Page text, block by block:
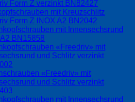
Form Z verzinkt BN82427
mit Kreuzschlitz
Form Z INOX A2 BN2042
mit Innensechsrund
A2 BN15858
«Freedriv» mit
und Schlitz verzinkt
«Freedriv» mit
und Schlitz verzinkt
mit Innensechsrund